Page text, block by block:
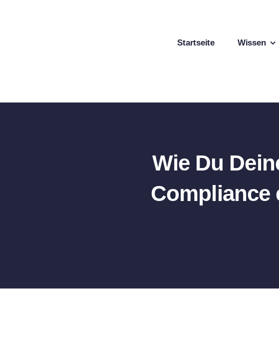
Startseite Wissen
Wie Du
Compliance